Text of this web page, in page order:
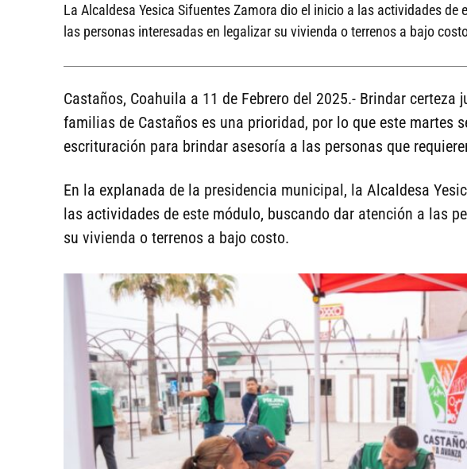
La Alcaldesa Yesica Sifuentes Zamora dio el inicio a las actividades de
las personas interesadas en legalizar su vivienda o terrenos a bajo
Castaños, Coahuila a 11 de Febrero del 2025.- Brindar
familias de Castaños es una prioridad, por lo que este martes
escrituración para brindar asesoría a las personas que
En la explanada de la presidencia municipal, la Alcaldesa
las actividades de este módulo, buscando dar atención a las
su vivienda o terrenos a bajo costo.